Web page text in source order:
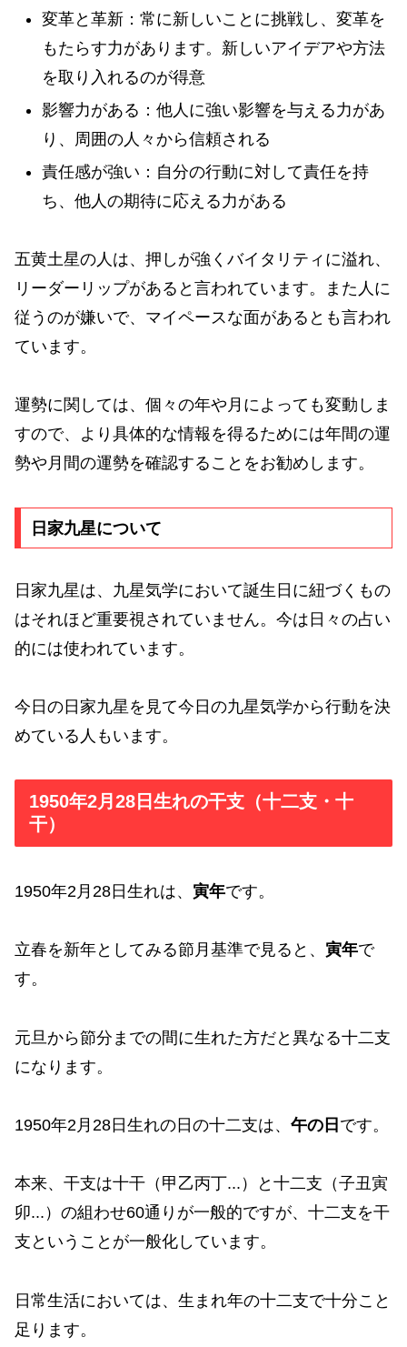
変革と革新：常に新しいことに挑戦し、変革を
もたらす力があります。新しいアイデアや方法
を取り入れるのが得意
影響力がある：他人に強い影響を与える力があ
り、周囲の人々から信頼される
責任感が強い：自分の行動に対して責任を持
ち、他人の期待に応える力がある
五黄土星の人は、押しが強くバイタリティに溢れ、
リーダーリップがあると言われています。また人に
従うのが嫌いで、マイペースな面があるとも言われ
ています。
運勢に関しては、個々の年や月によっても変動しま
すので、より具体的な情報を得るためには年間の運
勢や月間の運勢を確認することをお勧めします。
日家九星について
日家九星は、九星気学において誕生日に紐づくもの
はそれほど重要視されていません。今は日々の占い
的には使われています。
今日の日家九星を見て今日の九星気学から行動を決
めている人もいます。
1950年2月28日生れの干支（十二支・十
干）
1950年2月28日生れは、 寅年です。
立春を新年としてみる節月基準で見ると、 寅年で
す。
元旦から節分までの間に生れた方だと異なる十二支
になります。
1950年2月28日生れの日の十二支は、 午の日 です。
本来、干支は十干（甲乙丙丁...）と十二支（子丑寅
卯...）の組わせ60通りが一般的ですが、十二支を干
支ということが一般化しています。
日常生活においては、生まれ年の十二支で十分こと
足ります。